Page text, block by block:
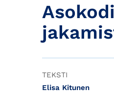
TEKSTI
Elisa Kitunen